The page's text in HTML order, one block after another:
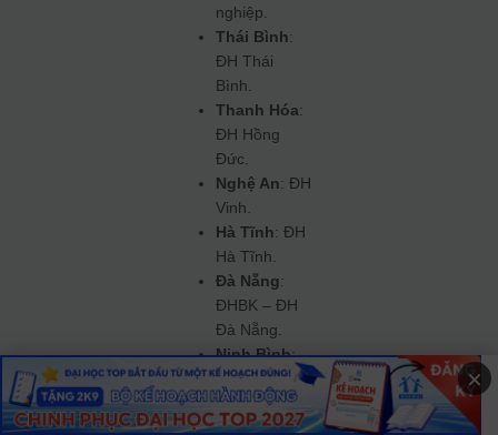
nghiệp.
Thái Bình:
ĐH Thái
Bình.
Thanh Hóa:
ĐH Hồng
Đức.
Nghệ An: ĐH
Vinh.
Hà Tĩnh: ĐH
Hà Tĩnh.
Đà Nẵng:
ĐHBK – ĐH
Đà Nẵng.
Ninh Bình:
ĐH Hoa Lư.
×